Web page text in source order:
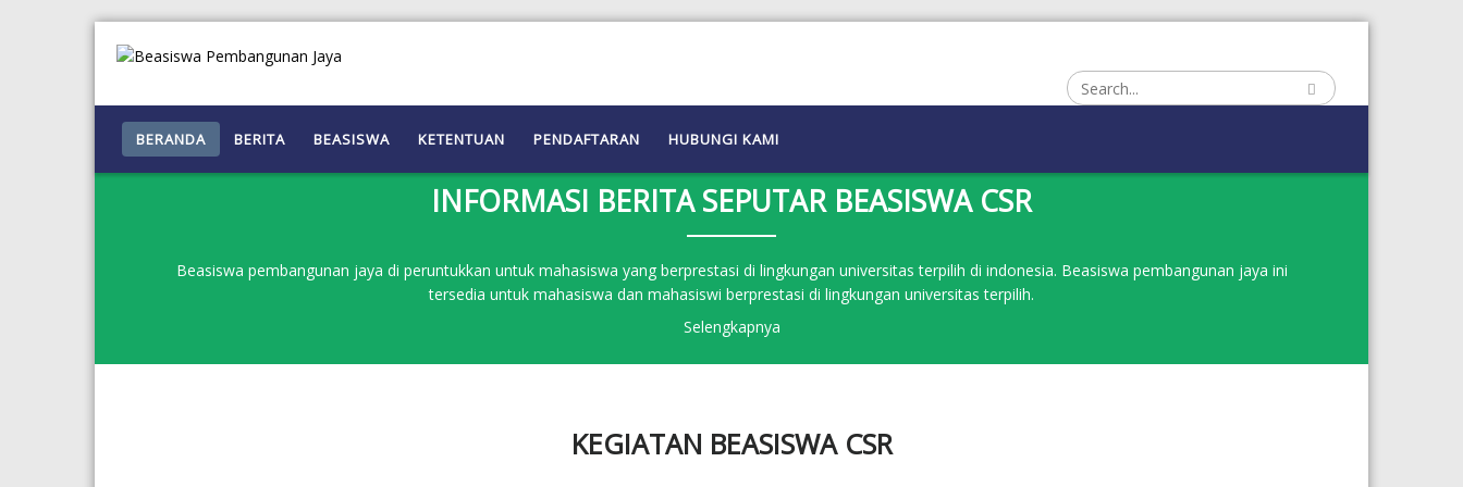
BERANDA BERITA BEASISWA KETENTUAN PENDAFTARAN HUBUNGI KAMI
INFORMASI BERITA SEPUTAR BEASISWA CSR
Beasiswa pembangunan jaya di peruntukkan untuk mahasiswa yang berprestasi di lingkungan universitas terpilih di indonesia. Beasiswa pembangunan jaya ini
tersedia untuk mahasiswa dan mahasiswi berprestasi di lingkungan universitas terpilih.
Selengkapnya
KEGIATAN BEASISWA CSR